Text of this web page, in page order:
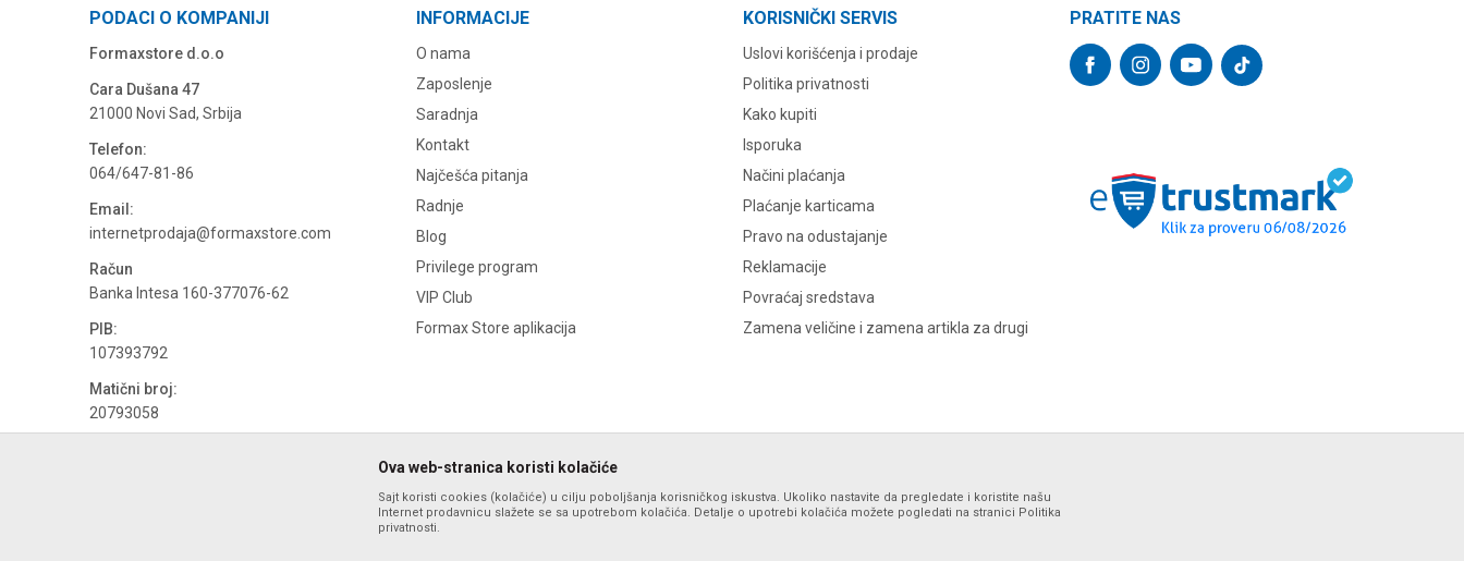
PODACI O KOMPANIJI
Formaxstore d.o.o
Cara Dušana 47
21000 Novi Sad, Srbija
Telefon:
064/647-81-86
Email:
internetprodaja@formaxstore.com
Račun
Banka Intesa 160-377076-62
PIB:
107393792
Matični broj:
20793058
INFORMACIJE
O nama
Zaposlenje
Saradnja
Kontakt
Najčešća pitanja
Radnje
Blog
Privilege program
VIP Club
Formax Store aplikacija
KORISNIČKI SERVIS
Uslovi korišćenja i prodaje
Politika privatnosti
Kako kupiti
Isporuka
Načini plaćanja
Plaćanje karticama
Pravo na odustajanje
Reklamacije
Povraćaj sredstava
Zamena veličine i zamena artikla za drugi
PRATITE NAS
Ova web-stranica koristi kolačiće
Sajt koristi cookies (kolačiće) u cilju poboljšanja korisničkog iskustva. Ukoliko nastavite da pregledate i koristite našu
Internet prodavnicu slažete se sa upotrebom kolačića. Detalje o upotrebi kolačića možete pogledati na stranici Politika
privatnosti.